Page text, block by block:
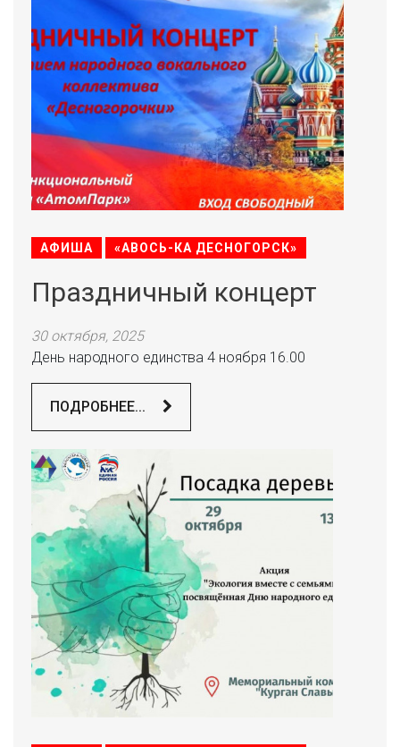
АФИША «АВОСЬ-КА ДЕСНОГОРСК»
Праздничный концерт
30 октября, 2025
День народного единства 4 ноября 16.00
ПОДРОБНЕЕ...